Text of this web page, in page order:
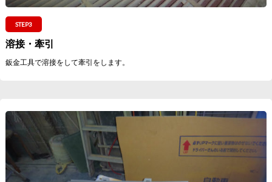
STEP3
溶接・牽引
鈑金工具で溶接をして牽引をします。